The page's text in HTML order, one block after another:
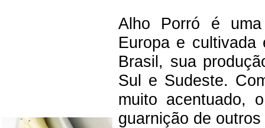
Alho Porró é
Europa e cultivada
Brasil, sua
Sul e Sudeste.
muito acentuado,
guarnição de